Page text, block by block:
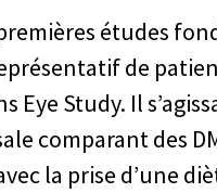
études
de
Eye Study. Il
comparant des
la prise d’une